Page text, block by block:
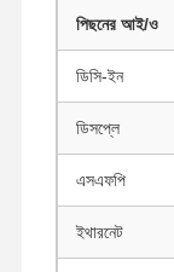
পিছনের আই/ও
ডিসি-ইন
ডিসপ্লে
এসএফপি
ইথারনেট